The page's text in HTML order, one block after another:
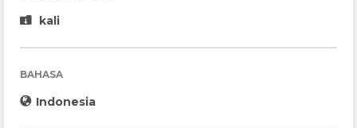
kali
BAHASA
Indonesia